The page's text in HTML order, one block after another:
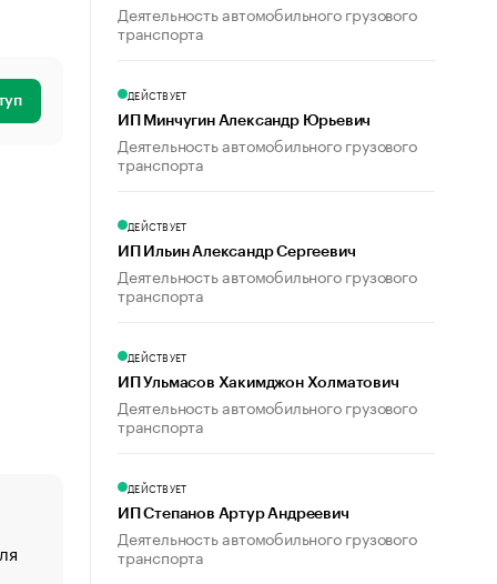
«От спорта тело стареет иначе». Как живет глава
создавшей GTA
Деятельность автомобильного грузового
транспорта
ДЕЙСТВУЕТ
ИП Минчугин Александр Юрьевич
Деятельность автомобильного грузового
транспорта
ДЕЙСТВУЕТ
ИП Ильин Александр Сергеевич
Деятельность автомобильного грузового
транспорта
ДЕЙСТВУЕТ
ИП Ульмасов Хакимджон Холматович
Деятельность автомобильного грузового
транспорта
ДЕЙСТВУЕТ
ИП Степанов Артур Андреевич
Деятельность автомобильного грузового
транспорта